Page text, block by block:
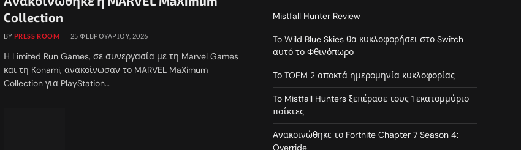
Collection
BY PRESS ROOM 25 ΦΕΒΡΟΥΑΡΊΟΥ, 2026
Η Limited Run Games, σε συνεργασία με τη Marvel Games
και τη Konami, ανακοίνωσαν το MARVEL MaXimum
Collection για PlayStation…
Mistfall Hunter Review
To Wild Blue Skies θα κυκλοφορήσει στο Switch
αυτό το Φθινόπωρο
Το TOEM 2 αποκτά ημερομηνία κυκλοφορίας
To Mistfall Hunters ξεπέρασε τους 1 εκατομμύριο
παίκτες
Ανακοινώθηκε το Fortnite Chapter 7 Season 4:
Override